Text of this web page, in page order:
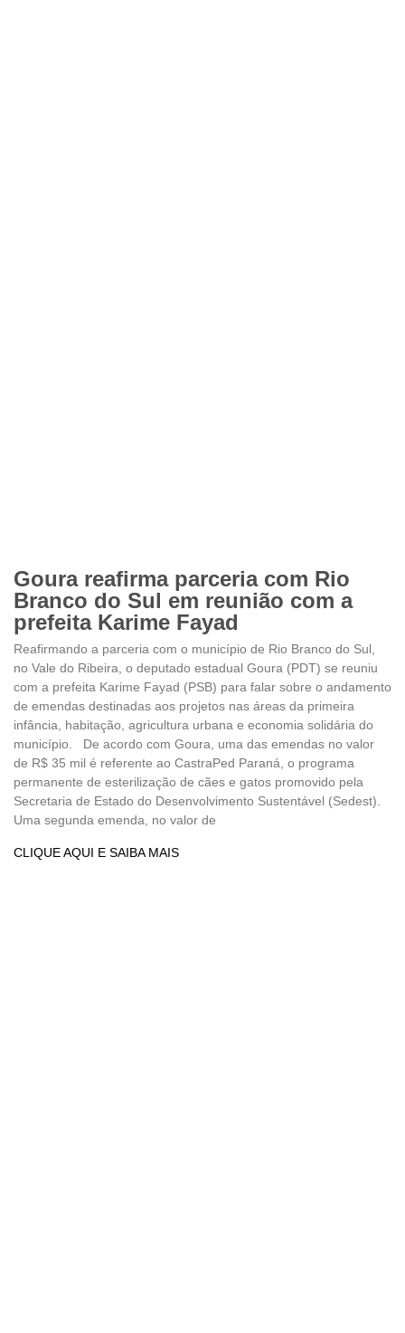
Goura reafirma parceria com Rio
Branco do Sul em reunião com a
prefeita Karime Fayad
Reafirmando a parceria com o município de Rio Branco do Sul,
no Vale do Ribeira, o deputado estadual Goura (PDT) se reuniu
com a prefeita Karime Fayad (PSB) para falar sobre o andamento
de emendas destinadas aos projetos nas áreas da primeira
infância, habitação, agricultura urbana e economia solidária do
município. De acordo com Goura, uma das emendas no valor
de R$ 35 mil é referente ao CastraPed Paraná, o programa
permanente de esterilização de cães e gatos promovido pela
Secretaria de Estado do Desenvolvimento Sustentável (Sedest).
Uma segunda emenda, no valor de
CLIQUE AQUI E SAIBA MAIS